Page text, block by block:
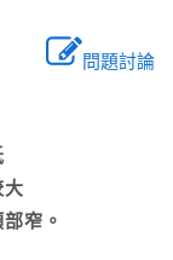
問題討論
大
窄。